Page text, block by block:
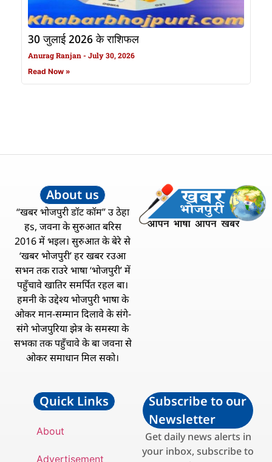
30 जुलाई 2026 के राशिफल
Anurag Ranjan July 30, 2026
Read Now »
About us
“खबर भोजपुरी डॉट कॉम” उ ठेहा
हs, जवना के सुरुआत बरिस
2016 में भइल। सुरुआत के बेरे से
‘खबर भोजपुरी’ हर खबर रउआ
सभन तक राउरे भाषा ‘भोजपुरी’ में
पहुँचावे खातिर समर्पित रहल बा।
हमनी के उद्देश्य भोजपुरी भाषा के
ओकर मान-सम्मान दिलावे के संगे-
संगे भोजपुरिया झेत्र के समस्या के
सभका तक पहुँचावे के बा जवना से
ओकर समाधान मिल सको।
Quick Links
About
Advertisement
Subscribe to our
Newsletter
Get daily news alerts in
your inbox, subscribe to